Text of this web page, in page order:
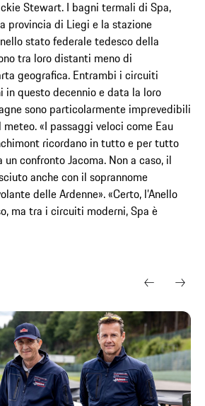
Stewart. I bagni termali di Spa,
provincia di Liegi e la stazione
stato federale tedesco della
tra loro distanti meno di
geografica. Entrambi i circuiti
in questo decennio e data la loro
sono particolarmente imprevedibili
«I passaggi veloci come Eau
ricordano in tutto e per tutto
un confronto Jacoma. Non a caso, il
anche con il soprannome
delle Ardenne». «Certo, l’Anello
ma tra i circuiti moderni, Spa è